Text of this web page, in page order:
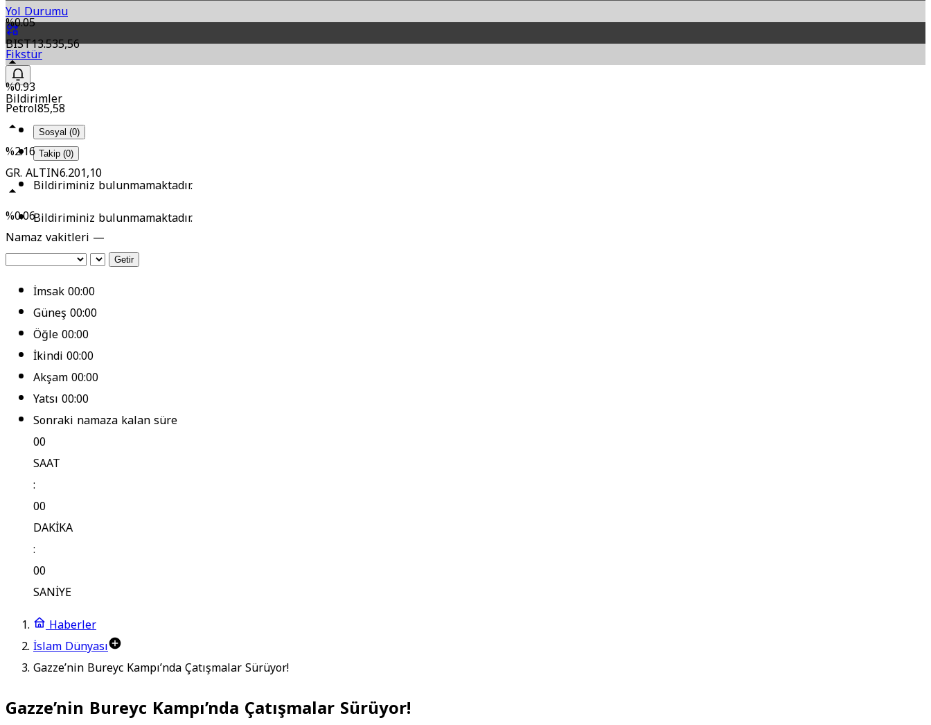
Yol Durumu
Fikstür
Bildirimler
Sosyal (0)
Takip (0)
Bildiriminiz bulunmamaktadır.
Bildiriminiz bulunmamaktadır.
%0.05
BIST13.535,56
%0.93
Petrol85,58
%2.16
GR. ALTIN6.201,10
%0.06
Namaz vakitleri —
Getir
İmsak00:00
Güneş00:00
Öğle00:00
İkindi00:00
Akşam00:00
Yatsı00:00
Sonraki namaza kalan süre
00
SAAT
:
00
DAKİKA
:
00
SANİYE
Haberler
İslam Dünyası
Gazze’nin Bureyc Kampı’nda Çatışmalar Sürüyor!
Gazze’nin Bureyc Kampı’nda Çatışmalar Sürüyor!